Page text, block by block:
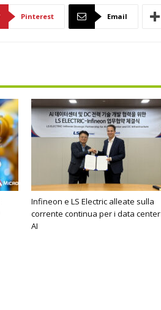
Pinterest Email
Infineon e LS Electric alleate sulla
corrente continua per i data center
AI